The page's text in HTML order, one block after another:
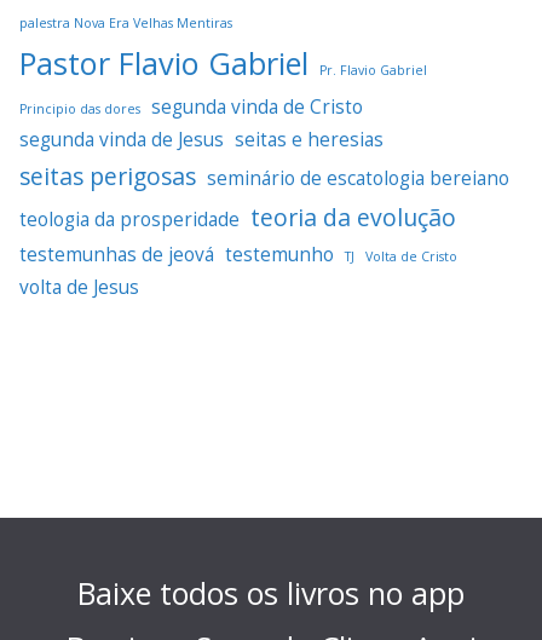
palestra Nova Era Velhas Mentiras
Pastor Flavio Gabriel Pr. Flavio Gabriel
Principio das dores
segunda vinda de Cristo
segunda vinda de Jesus seitas e heresias
seitas perigosas seminário de escatologia bereiano
teologia da prosperidade teoria da evolução
testemunhas de jeová testemunho TJ Volta de Cristo
volta de Jesus
Baixe todos os livros no app